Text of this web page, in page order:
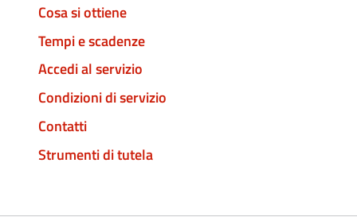
Cosa si ottiene
Tempi e scadenze
Accedi al servizio
Condizioni di servizio
Contatti
Strumenti di tutela